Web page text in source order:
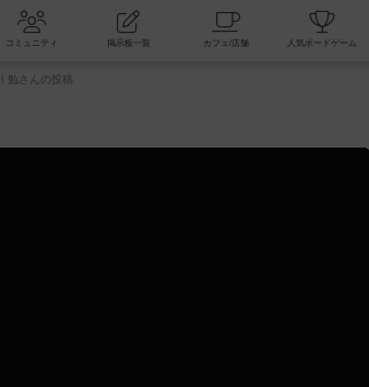
ーム会 コミュニティ 掲示板一覧 カフェ/店舗
勉さんの投稿